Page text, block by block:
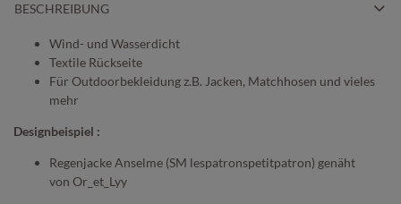
BESCHREIBUNG
Wind- und Wasserdicht
Textile Rückseite
Für Outdoorbekleidung z.B. Jacken, Matchhosen und vieles
mehr
Designbeispiel :
Regenjacke Anselme (SM lespatronspetitpatron) genäht
von Or_et_Lyy